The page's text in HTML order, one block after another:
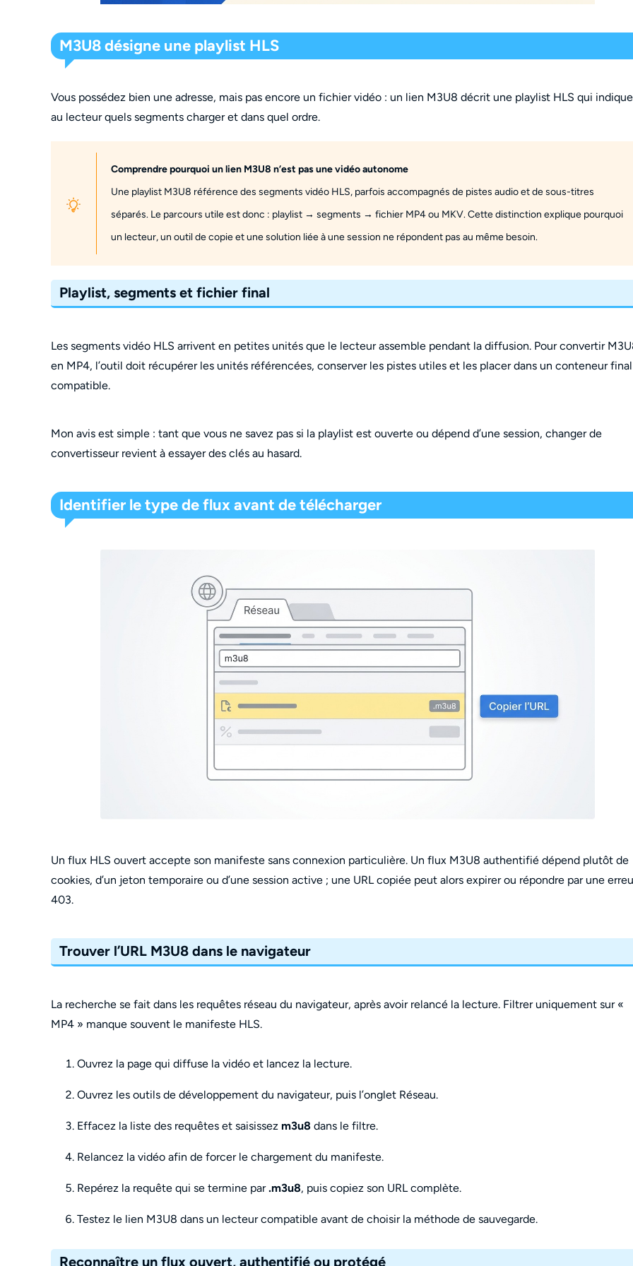
M3U8 désigne une playlist HLS
Vous possédez bien une adresse, mais pas encore un fichier vidéo : un lien M3U8 décrit une playlist HLS qui indique
au lecteur quels segments charger et dans quel ordre.
Comprendre pourquoi un lien M3U8 n’est pas une vidéo autonome
Une playlist M3U8 référence des segments vidéo HLS, parfois accompagnés de pistes audio et de sous-titres
séparés. Le parcours utile est donc : playlist → segments → fichier MP4 ou MKV. Cette distinction explique pourquoi
un lecteur, un outil de copie et une solution liée à une session ne répondent pas au même besoin.
Playlist, segments et fichier final
Les segments vidéo HLS arrivent en petites unités que le lecteur assemble pendant la diffusion. Pour convertir
en MP4, l’outil doit récupérer les unités référencées, conserver les pistes utiles et les placer dans un conteneur final
compatible.
Mon avis est simple : tant que vous ne savez pas si la playlist est ouverte ou dépend d’une session, changer de
convertisseur revient à essayer des clés au hasard.
Identifier le type de flux avant de télécharger
Un flux HLS ouvert accepte son manifeste sans connexion particulière. Un flux M3U8 authentifié dépend plutôt de
cookies, d’un jeton temporaire ou d’une session active ; une URL copiée peut alors expirer ou répondre par une
403.
Trouver l’URL M3U8 dans le navigateur
La recherche se fait dans les requêtes réseau du navigateur, après avoir relancé la lecture. Filtrer uniquement sur «
MP4 » manque souvent le manifeste HLS.
Ouvrez la page qui diffuse la vidéo et lancez la lecture.
Ouvrez les outils de développement du navigateur, puis l’onglet Réseau.
Effacez la liste des requêtes et saisissez m3u8 dans le filtre.
Relancez la vidéo afin de forcer le chargement du manifeste.
Repérez la requête qui se termine par.m3u8, puis copiez son URL complète.
Testez le lien M3U8 dans un lecteur compatible avant de choisir la méthode de sauvegarde.
Reconnaître un flux ouvert, authentifié ou protégé